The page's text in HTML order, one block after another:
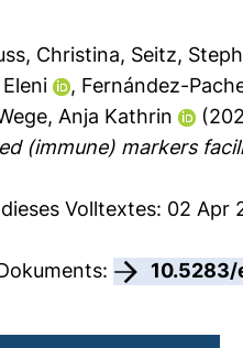
Christina, Seitz,
, Fernández-
Anja Kathrin
(immune) markers
Volltextes: 02 Apr